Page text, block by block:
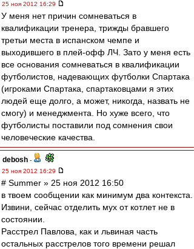
25 ноя 2012 16:29
У меня нет причин сомневаться в
квалификации тренера, трижды бравшего
третьи места в испанском чемпе и
выходившего в плей-офф ЛЧ. Зато у меня есть
все основания сомневаться в квалификации
футболистов, надевающих футболки Спартака
(игроками Спартака, спартаковцами я этих
людей еще долго, а может, никогда, назвать не
смогу) и менеджмента. Но хуже всего, что
футболисты поставили под сомнения свои
человеческие качества.
debosh -
25 ноя 2012 16:29
# Summer » 25 ноя 2012 16:50
в твоем сообщении как минимум два контекста.
Извини, сейчас отделить мух от котлет не в
состоянии.
Расстрел Павлова, как и львиная часть
остальных расстрелов того времени решал